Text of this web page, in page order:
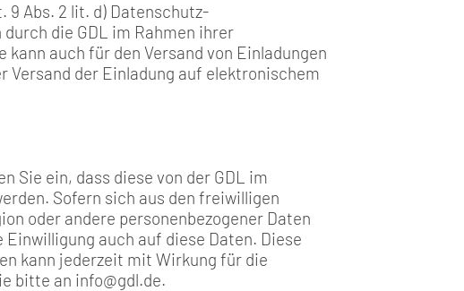
9 Abs. 2 lit. d) Datenschutz-
die GDL im Rahmen ihrer
auch für den Versand von Einladungen
Versand der Einladung auf elektronischem
Sie ein, dass diese von der GDL im
Sofern sich aus den freiwilligen
oder andere personenbezogener Daten
Einwilligung auch auf diese Daten. Diese
kann jederzeit mit Wirkung für die
bitte an info@gdl.de.